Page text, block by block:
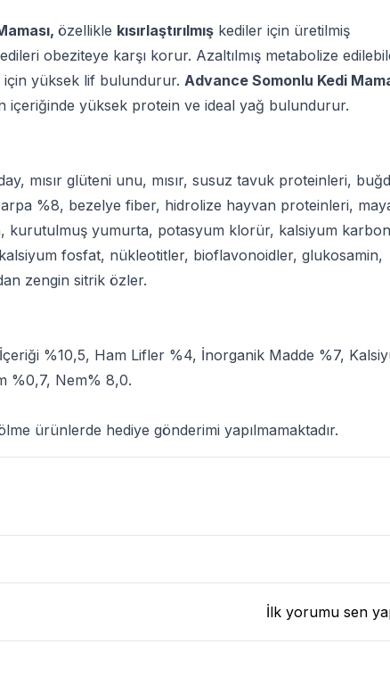
özellikle kısırlaştırılmış kediler için üretilmiş
kedileri obeziteye karşı korur. Azaltılmış metabolize
için yüksek lif bulundurur. Advance Somonlu Kedi
içeriğinde yüksek protein ve ideal yağ bulundurur.
mısır glüteni unu, mısır, susuz tavuk proteinleri,
%8, bezelye fiber, hidrolize hayvan proteinleri,
kurutulmuş yumurta, potasyum klorür, kalsiyum
fosfat, nükleotitler, bioflavonoidler, glukosamin,
zengin sitrik özler.
%10,5, Ham Lifler %4, İnorganik Madde %7,
%0,7, Nem% 8,0.
ürünlerde hediye gönderimi yapılmamaktadır.
Paketten Bölme 1 Kg Ürün Yorumları
İlk yorumu sen